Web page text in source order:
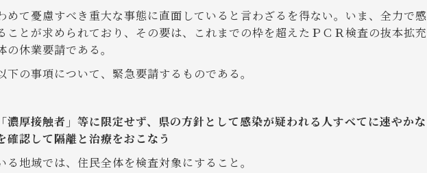
めて憂慮すべき重大な事態に直面していると言わざるを得ない。いま、全力で感
ことが求められており、その要は、これまでの枠を超えたＰＣＲ検査の抜本拡充
休業要請である。
の事項について、緊急要請するものである。
濃厚接触者」等に限定せず、県の方針として感染が疑われる人すべてに速やかな
確認して隔離と治療をおこなう
地域では、住民全体を検査対象にすること。